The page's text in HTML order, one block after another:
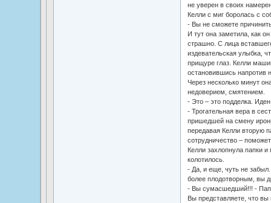
не уверен в своих
Келли с миг боролась с
- Вы не сможете
И тут она заметила, как
страшно. С лица
издевательская улыбка,
прищуре глаз. Келли
остановившись напротив
Через несколько минут
недоверием, смятением.
- Это – это подделка.
- Трогательная вера в
пришедшей на смену
передавая Келли вторую
сотрудничество –
Келли захлопнула папки
колотилось.
- Да, и еще, чуть не
более плодотворным, вы
- Вы сумасшедший!!! -
Вы представляете, что вы